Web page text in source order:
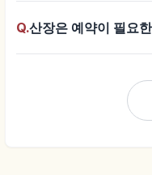
Q.산장은 예약이 필요